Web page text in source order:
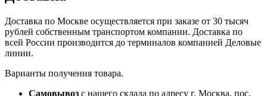
Доставка по Москве осуществляется при заказе от 30 тысяч
рублей собственным транспортом компании. Доставка по
всей России производится до терминалов компанией Деловые
линии.
Варианты получения товара.
Самовывоз с нашего склада по адресу г. Москва, пос.